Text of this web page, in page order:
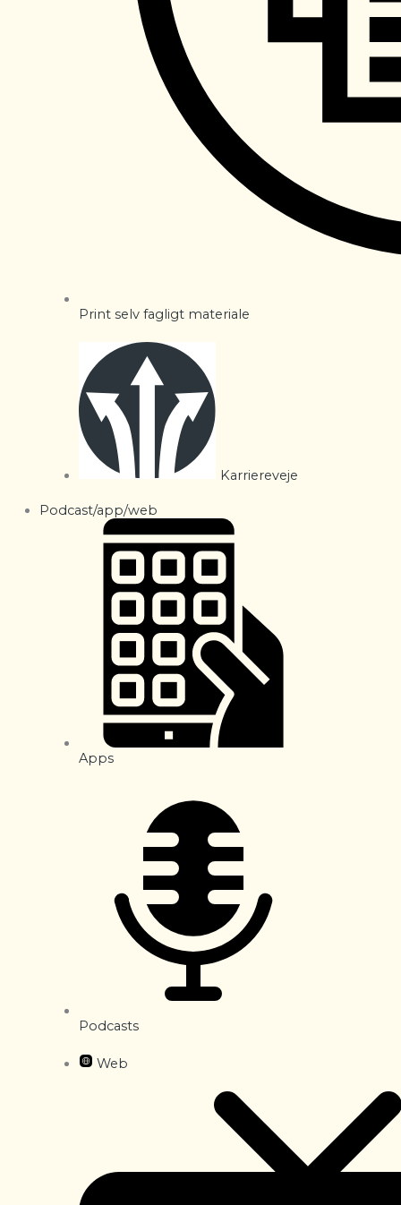
Print selv fagligt materiale
Karriereveje
Podcast/app/web
Apps
Podcasts
Web